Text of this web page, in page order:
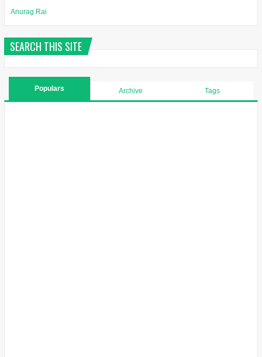
Anurag Rai
SEARCH THIS SITE
Populars Archive Tags